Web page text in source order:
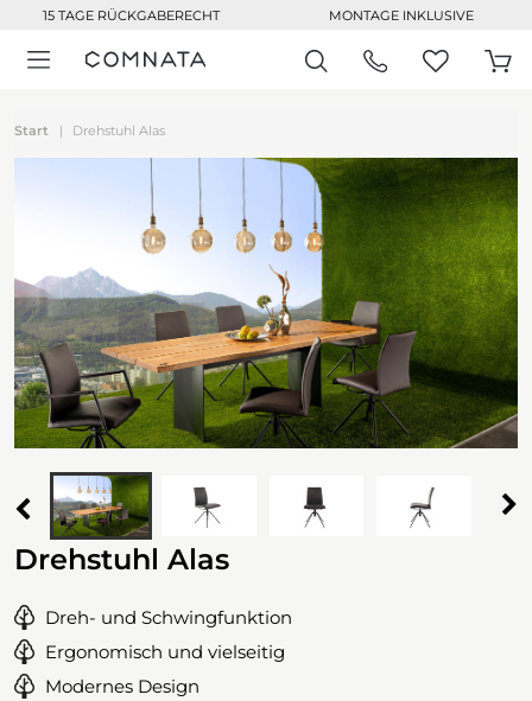
15 TAGE RÜCKGABERECHT MONTAGE INKLUSIVE
Start Drehstuhl Alas
Drehstuhl Alas
Dreh- und Schwingfunktion
Ergonomisch und vielseitig
Modernes Design